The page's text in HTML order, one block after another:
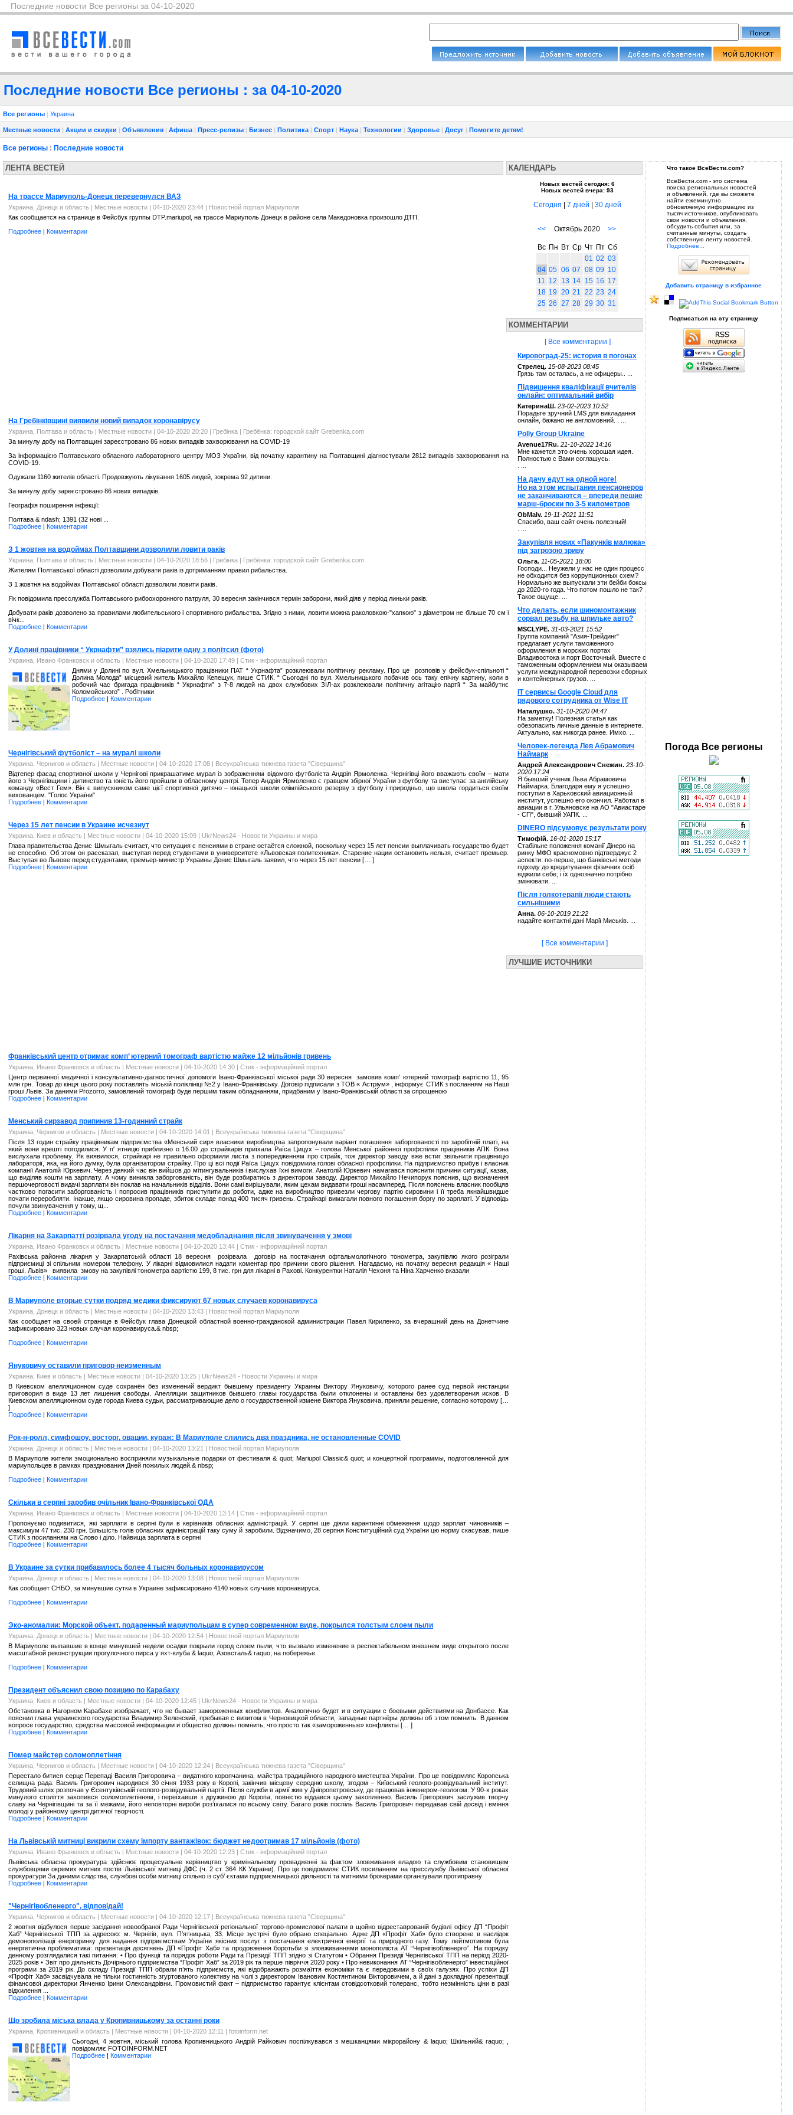
Последние новости Все регионы за 04-10-2020
Последние новости Все регионы : за 04-10-2020
Все регионы | Украина
Местные новости | Акции и скидки | Объявления | Афиша | Пресс-релизы | Бизнес | Политика | Спорт | Наука | Технологии | Здоровье | Досуг | Помогите детям!
Все регионы : Последние новости
ЛЕНТА ВЕСТЕЙ
На трассе Мариуполь-Донецк перевернулся ВАЗ
Украина, Донецк и область | Местные новости | 04-10-2020 23:44 | Новостной портал Мариуполя
Как сообщается на странице в Фейсбук группы DTP.mariupol, на трассе Мариуполь Донецк в районе села Македоновка произошло ДТП.
Подробнее | Комментарии
На Гребінківщині виявили новий випадок коронавірусу
Украина, Полтава и область | Местные новости | 04-10-2020 20:20 | Гребінка | Гребёнка: городской сайт Grebenka.com
За минулу добу на Полтавщині зареєстровано 86 нових випадків захворювання на COVID-19
За інформацією Полтавського обласного лабораторного центру МОЗ України, від початку карантину на Полтавщині діагностували 2812 випадків захворювання на
COVID-19.
Одужали 1160 жителів області. Продовжують лікування 1605 людей, зокрема 92 дитини.
За минулу добу зареєстровано 86 нових випадків.
Географія поширення інфекції:
Полтава & ndash; 1391 (32 нові ...
Подробнее | Комментарии
З 1 жовтня на водоймах Полтавщини дозволили ловити раків
Украина, Полтава и область | Местные новости | 04-10-2020 18:56 | Гребінка | Гребёнка: городской сайт Grebenka.com
Жителям Полтавської області дозволили добувати раків із дотриманням правил рибальства.
З 1 жовтня на водоймах Полтавської області дозволили ловити раків.
Як повідомила пресслужба Полтавського рибоохоронного патруля, 30 вересня закінчився термін заборони, який діяв у період линьки раків.
Добувати раків дозволено за правилами любительського і спортивного рибальства. Згідно з ними, ловити можна раколовкою-"хапкою" з діаметром не більше 70 см і
вічк...
Подробнее | Комментарии
У Долині працівники “ Укрнафти” взялись піарити одну з політсил (фото)
Украина, Ивано Франковск и область | Местные новости | 04-10-2020 17:49 | Стик - інформаційний портал
Днями у Долині по вул. Хмельницького працівники ПАТ “ Укрнафта” розклеювали політичну рекламу. Про це розповів у фейсбук-спільноті “
Долина Молода” місцевий житель Михайло Кепещук, пише СТИК. “ Сьогодні по вул. Хмельницького побачив ось таку епічну картину, коли в
робочий час бригада працівників “ Укрнафти” з 7-8 людей на двох службових ЗІЛ-ах розклеювали політичну агітацію партії “ За майбутнє
Коломойського” . Робітники
Подробнее | Комментарии
Чернігівський футболіст – на муралі школи
Украина, Чернигов и область | Местные новости | 04-10-2020 17:08 | Всеукраїнська тижнева газета "Сіверщина"
Відтепер фасад спортивної школи у Чернігові прикрашатиме мурал із зображенням відомого футболіста Андрія Ярмоленка. Чернігівці його вважають своїм – мати
його з Чернігівщини і дитинство та юність його пройшли в обласному центрі. Тепер Андрія Ярмоленко є гравцем збірної України з футболу та виступає за англійську
команду «Вест Гем». Він є випускником саме цієї спортивної дитячо – юнацької школи олімпійського резерву з футболу і природньо, що школа гордиться своїм
вихованцем. "Голос України"
Подробнее | Комментарии
Через 15 лет пенсии в Украине исчезнут
Украина, Киев и область | Местные новости | 04-10-2020 15:09 | UkrNews24 - Новости Украины и мира
Глава правительства Денис Шмыгаль считает, что ситуация с пенсиями в стране остаётся сложной, поскольку через 15 лет пенсии выплачивать государство будет
не способно. Об этом он рассказал, выступая перед студентами в университете «Львовская политехника». Старение нации остановить нельзя, считает премьер.
Выступая во Львове перед студентами, премьер-министр Украины Денис Шмыгаль заявил, что через 15 лет пенсии [… ]
Подробнее | Комментарии
Франківський центр отримає комп’ ютерний томограф вартістю майже 12 мільйонів гривень
Украина, Ивано Франковск и область | Местные новости | 04-10-2020 14:30 | Стик - інформаційний портал
Центр первинної медичної і консультативно-діагностичної допомоги Івано-Франківської міської ради 30 вересня замовив комп’ ютерний томограф вартістю 11, 95
млн грн. Товар до кінця цього року поставлять міській поліклініці №2 у Івано-Франківську. Договір підписали з ТОВ « Астріум» , інформує СТИК з посланням на Наші
гроші.Львів. За даними Prozorro, замовлений томограф буде першим таким обладнанням, придбаним у Івано-Франківській області за спрощеною
Подробнее | Комментарии
Менський сирзавод припинив 13-годинний страйк
Украина, Чернигов и область | Местные новости | 04-10-2020 14:01 | Всеукраїнська тижнева газета "Сіверщина"
Після 13 годин страйку працівникам підприємства «Менський сир» власники виробництва запропонували варіант погашення заборгованості по заробітній платі, на
який вони врешті погодилися. У п' ятницю приблизно о 16.00 до страйкарів приїхала Раїса Цицух – голова Менської районної профспілки працівників АПК. Вона
вислухала проблему. Як виявилося, страйкарі не правильно оформили листа з попередженням про страйк, тож директор заводу вже встиг звільнити працівницю
лабораторії, яка, на його думку, була організатором страйку. Про ці всі події Раїса Цицух повідомила голові обласної профспілки. На підприємство прибув і власник
компанії Анатолій Юркевич. Через деякий час він вийшов до мітингувальників і вислухав їхні вимоги. Анатолій Юркевич намагався пояснити причини ситуації, казав,
що виділяв кошти на зарплату. А чому виникла заборгованість, він буде розбиратись з директором заводу. Директор Михайло Нечипорук пояснив, що визначення
першочерговості видачі зарплати він поклав на начальників відділів. Вони самі вирішували, яким цехам видавати гроші насамперед. Після пояснень власник пообіцяв
частково погасити заборгованість і попросив працівників приступити до роботи, адже на виробництво привезли чергову партію сировини і її треба якнайшвидше
почати переробляти. Інакше, якщо сировина пропаде, збиток складе понад 400 тисяч гривень. Страйкарі вимагали повного погашення боргу по зарплаті. У відповідь
почули звинувачення у тому, щ...
Подробнее | Комментарии
Лікарня на Закарпатті розірвала угоду на постачання медобладнання після звинувачення у змові
Украина, Ивано Франковск и область | Местные новости | 04-10-2020 13:44 | Стик - інформаційний портал
Рахівська районна лікарня у Закарпатській області 18 вересня розірвала договір на постачання офтальмологічного тонометра, закупівлю якого розіграли
підприємиці зі спільним номером телефону. У лікарні відмовилися надати коментар про причини свого рішення. Нагадаємо, на початку вересня редакція « Наші
гроші. Львів» виявила змову на закупівлі тонометра вартістю 199, 8 тис. грн для лікарні в Рахові. Конкурентки Наталія Чехоня та Ніна Харченко вказали
Подробнее | Комментарии
В Мариуполе вторые сутки подряд медики фиксируют 67 новых случаев коронавируса
Украина, Донецк и область | Местные новости | 04-10-2020 13:43 | Новостной портал Мариуполя
Как сообщает на своей странице в Фейсбук глава Донецкой областной военно-гражданской администрации Павел Кириленко, за вчерашний день на Донетчине
зафиксировано 323 новых случая коронавируса.& nbsp;
Подробнее | Комментарии
Януковичу оставили приговор неизменным
Украина, Киев и область | Местные новости | 04-10-2020 13:25 | UkrNews24 - Новости Украины и мира
В Киевском апелляционном суде сохранён без изменений вердикт бывшему президенту Украины Виктору Януковичу, которого ранее суд первой инстанции
приговорил в виде 13 лет лишения свободы. Апелляции защитников бывшего главы государства были отклонены и оставлены без удовлетворения исков. В
Киевском апелляционном суде города Киева судьи, рассматривающие дело о государственной измене Виктора Януковича, приняли решение, согласно которому […
]
Подробнее | Комментарии
Рок-н-ролл, симфошоу, восторг, овации, кураж: В Мариуполе слились два праздника, не остановленные COVID
Украина, Донецк и область | Местные новости | 04-10-2020 13:21 | Новостной портал Мариуполя
В Мариуполе жители эмоционально восприняли музыкальные подарки от фестиваля & quot; Mariupol Classic& quot; и концертной программы, подготовленной для
мариупольцев в рамках празднования Дней пожилых людей.& nbsp;
Подробнее | Комментарии
Скільки в серпні заробив очільник Івано-Франківської ОДА
Украина, Ивано Франковск и область | Местные новости | 04-10-2020 13:14 | Стик - інформаційний портал
Пропонуємо подивитися, які зарплати в серпні були в керівників обласних адміністрацій. У серпні ще діяли карантинні обмеження щодо зарплат чиновників –
максимум 47 тис. 230 грн. Більшість голів обласних адміністрацій таку суму й заробили. Відзначимо, 28 серпня Конституційний суд України цю норму скасував, пише
СТИК з посиланням на Слово і діло. Найвища зарплата в серпні
Подробнее | Комментарии
В Украине за сутки прибавилось более 4 тысяч больных коронавирусом
Украина, Донецк и область | Местные новости | 04-10-2020 13:08 | Новостной портал Мариуполя
Как сообщает СНБО, за минувшие сутки в Украине зафиксировано 4140 новых случаев коронавируса.
Подробнее | Комментарии
Эко-аномалии: Морской объект, подаренный мариупольцам в супер современном виде, покрылся толстым слоем пыли
Украина, Донецк и область | Местные новости | 04-10-2020 12:54 | Новостной портал Мариуполя
В Мариуполе выпавшие в конце минувшей недели осадки покрыли город слоем пыли, что вызвало изменение в респектабельном внешнем виде открытого после
масштабной реконструкции прогулочного пирса у яхт-клуба & laquo; Азовсталь& raquo; на побережье.
Подробнее | Комментарии
Президент объяснил свою позицию по Карабаху
Украина, Киев и область | Местные новости | 04-10-2020 12:45 | UkrNews24 - Новости Украины и мира
Обстановка в Нагорном Карабахе изображает, что не бывает замороженных конфликтов. Аналогично будет и в ситуации с боевыми действиями на Донбассе. Как
пояснил глава украинского государства Владимир Зеленский, пребывая с визитом в Черновицкой области, западные партнёры должны об этом помнить. В данном
вопросе государство, средства массовой информации и общество должны помнить, что просто так «замороженные» конфликты [… ]
Подробнее | Комментарии
Помер майстер соломоплетіння
Украина, Чернигов и область | Местные новости | 04-10-2020 12:24 | Всеукраїнська тижнева газета "Сіверщина"
Перестало битися серце Перепаді Василя Григоровича − видатного коропчанина, майстра традиційного народного мистецтва України. Про це повідомляє Коропська
селищна рада. Василь Григорович народився 30 січня 1933 року в Коропі, закінчив місцеву середню школу, згодом − Київський геолого-розвідувальний інститут.
Трудовий шлях розпочав у Єсентуківській геолого-розвідувальній партії. Після служби в армії жив у Дніпропетровську, де працював інженером-геологом. У 90-х роках
минулого століття захопився соломоплетінням, і переїхавши з дружиною до Коропа, повністю віддався цьому захопленню. Василь Григорович заслужив творчу
славу на Чернігівщині та за її межами, його неповторні вироби роз’їхалися по всьому світу. Багато років поспіль Василь Григорович передавав свій досвід і вміння
молоді у районному центрі дитячої творчості.
Подробнее | Комментарии
На Львівській митниці викрили схему імпорту вантажівок: бюджет недоотримав 17 мільйонів (фото)
Украина, Ивано Франковск и область | Местные новости | 04-10-2020 12:23 | Стик - інформаційний портал
Львівська обласна прокуратура здійснює процесуальне керівництво у кримінальному провадженні за фактом зловживання владою та службовим становищем
службовцями окремих митних постів Львівської митниці ДФС (ч. 2 ст. 364 КК України). Про це повідомиляє СТИК посиланням на пресслужбу Львівської обласної
прокуратури За даними слідства, службові особи митниці спільно із суб’ єктами підприємницької діяльності та митними брокерами організували протиправну
Подробнее | Комментарии
"Чернігівобленерго", відповідай!
Украина, Чернигов и область | Местные новости | 04-10-2020 12:17 | Всеукраїнська тижнева газета "Сіверщина"
2 жовтня відбулося перше засідання новообраної Ради Чернігівської регіональної торгово-промислової палати в щойно відреставрованій будівлі офісу ДП “Профіт
Хаб” Чернігівської ТПП за адресою: м. Чернігів, вул. П’ятницька, 33. Місце зустрічі було обрано спеціально. Адже ДП «Профіт Хаб» було створене в наслідок
демонополізації енергоринку для надання підприємствам України якісних послуг з постачання електричної енергії та природного газу. Тому лейтмотивом була
енергетична проблематика: презентація досягнень ДП «Профіт Хаб» та продовження боротьби зі зловживаннями монополіста АТ “Чернігівобленерго”. На порядку
денному розглядалися такі питання: • Про функції та порядок роботи Ради та Президії ТПП згідно зі Статутом • Обрання Президії Чернігівської ТПП на період 2020-
2025 років • Звіт про діяльність Дочірнього підприємства “Профіт Хаб” за 2019 рік та перше півріччя 2020 року • Про невиконання АТ “Чернігівобленерго” інвестиційної
програми за 2019 рік. До складу Президії ТПП обрали п’ять підприємств, які відображають розмаїття економіки та є передовими в своїх галузях. Про успіхи ДП
«Профіт Хаб» засвідчувала не тільки гостинність згуртованого колективу на чолі з директором Івановим Костянтином Вікторовичем, а й дані з докладної презентації
фінансової директорки Янченко Ірини Олександрівни. Промовистий факт – підприємство гарантує клієнтам стовідсотковий толеранс, тобто незмінність ціни в разі
відхилення ...
Подробнее | Комментарии
Що зробила міська влада у Кропивницькому за останні роки
Украина, Кропивницкий и область | Местные новости | 04-10-2020 12:11 | fotoinform.net
Сьогодні, 4 жовтня, міський голова Кропивницького Андрій Райкович поспілкувався з мешканцями мікрорайону & laquo; Шкільний& raquo; ,
повідомляє FOTOINFORM.NET
Подробнее | Комментарии
КАЛЕНДАРЬ
Новых вестей сегодня: 6
Новых вестей вчера: 93
Сегодня 7 дней 30 дней
<< Октябрь 2020 >>
Вс Пн Вт Ср Чт Пт Сб
01 02 03
04 05 06 07 08 09 10
11 12 13 14 15 16 17
18 19 20 21 22 23 24
25 26 27 28 29 30 31
КОММЕНТАРИИ
[ Все комментарии ]
Кировоград-25: история в погонах
Стрелец. 15-08-2023 08:45
Грязь там осталась, а не офицеры.. ...
Підвищення кваліфікації вчителів
онлайн: оптимальний вибір
КатеринаШ. 23-02-2023 10:52
Порадьте зручний LMS для викладання
онлайн, бажано не англомовний. . ...
Polly Group Ukraine
Avenue17Ru. 21-10-2022 14:16
Мне кажется это очень хорошая идея.
Полностью с Вами соглашусь.
На дачу едут на одной ноге!
Но на этом испытания пенсионеров
не заканчиваются – впереди пешие
марш-броски по 3-5 километров
ОbMalv. 19-11-2021 11:51
Спасибо, ваш сайт очень полезный!
Закупівля нових «Пакунків малюка»
під загрозою зриву
Ольга. 11-05-2021 18:00
Господи... Неужели у нас не один процесс
не обходится без коррупционных схем?
Нормально же выпускали эти бейби боксы
до 2020-го года. Что потом пошло не так?
Такое ощуще. ...
Что делать, если шиномонтажник
сорвал резьбу на шпильке авто?
MSCLYPE. 31-03-2021 15:52
Группа компаний "Азия-Трейдинг"
предлагает услуги таможенного
оформления в морских портах
Владивостока и порт Восточный. Вместе с
таможенным оформлением мы оказываем
услуги международной перевозки сборных
и контейнерных грузов. ...
IT сервисы Google Cloud для
рядового сотрудника от Wise IT
Наталушко. 31-10-2020 04:47
На заметку! Полезная статья как
обезопасить личные данные в интернете.
Актуально, как никогда ранее. Имхо. ...
Человек-легенда Лев Абрамович
Наймарк
Андрей Александрович Снежин. 23-10-
2020 17:24
Я бывший ученик Льва Абрамовича
Наймарка. Благодаря ему я успешно
поступил в Харьковский авиационный
институт, успешно его окончил. Работал в
авиации в г. Ульяновске на АО "Авиастаре
- СП", бывший УАПК. ...
DINERO підсумовує результати року
Тимофій. 16-01-2020 15:17
Стабільне положення команії Дінеро на
ринку МФО красномовно підтверджує 2
аспекти: по-перше, що банківські методи
підходу до кредитування фізичних осіб
віджили себе, і їх однозначно потрібно
змінювати. ...
Після голкотерапії люди стають
сильнішими
Анна. 06-10-2019 21:22
надайте контактні дані Марії Миськів. ...
[ Все комментарии ]
ЛУЧШИЕ ИСТОЧНИКИ
Что такое ВсеВести.com?
ВсеВести.com - это система
поиска региональных новостей
и объявлений, где вы сможете
найти ежеминутно
обновляемую информацию из
тысяч источников, опубликовать
свои новости и объявления,
обсудить события или, за
считанные минуты, создать
собственную ленту новостей.
Подробнее...
Добавить страницу в избранное
Подписаться на эту страницу
Погода Все регионы